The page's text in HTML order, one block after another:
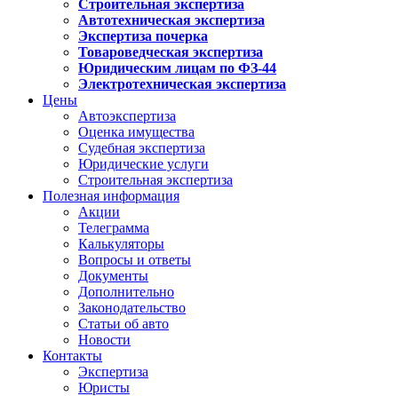
Строительная экспертиза
Автотехническая экспертиза
Экспертиза почерка
Товароведческая экспертиза
Юридическим лицам по ФЗ-44
Электротехническая экспертиза
Цены
Автоэкспертиза
Оценка имущества
Судебная экспертиза
Юридические услуги
Строительная экспертиза
Полезная информация
Акции
Телеграмма
Калькуляторы
Вопросы и ответы
Документы
Дополнительно
Законодательство
Статьи об авто
Новости
Контакты
Экспертиза
Юристы